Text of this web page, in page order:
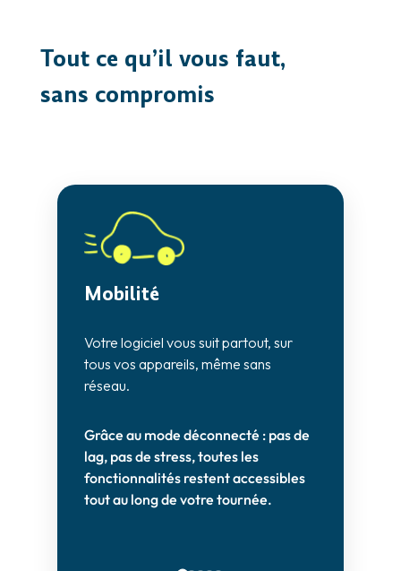
Tout ce qu’il vous faut,
sans compromis
Mobilité
Votre logiciel vous suit partout, sur
tous vos appareils, même sans
réseau.
Grâce au mode déconnecté : pas de
lag, pas de stress, toutes les
fonctionnalités restent accessibles
tout au long de votre tournée.